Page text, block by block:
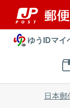
ゆうIDマイ
日本